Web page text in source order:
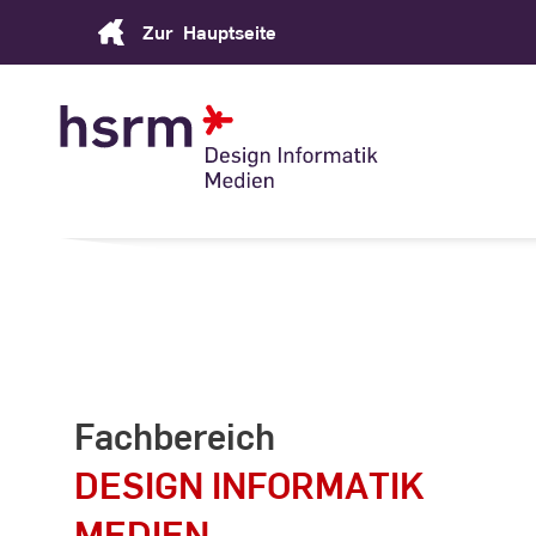
Zur Hauptseite
Fachbereich
DESIGN INFORMATIK